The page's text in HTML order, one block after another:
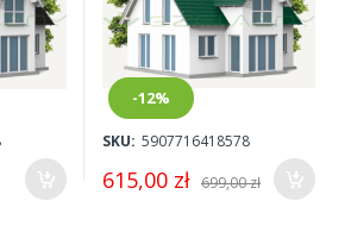
-12%
SKU: 5907716418578
615,00 zł 699,00 zł